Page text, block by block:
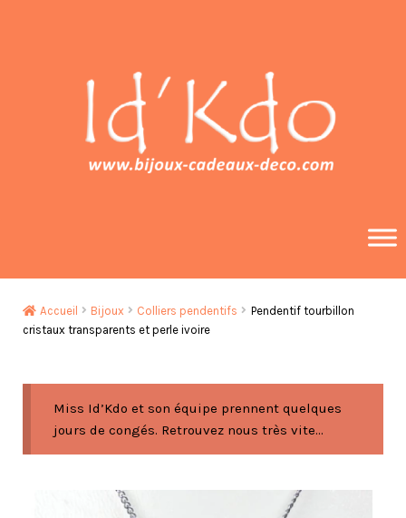
Accueil Bijoux Colliers pendentifs
Pendentif tourbillon
cristaux transparents et perle ivoire
Miss Id’Kdo et son équipe prennent quelques
jours de congés. Retrouvez nous très vite...